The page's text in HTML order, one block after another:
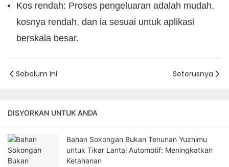
Kos rendah: Proses pengeluaran adalah mudah,
kosnya rendah, dan ia sesuai untuk aplikasi
berskala besar.
Sebelum Ini Seterusnya
DISYORKAN UNTUK ANDA
Bahan Sokongan Bukan Tenunan Yuzhimu
untuk Tikar Lantai Automotif: Meningkatkan
Ketahanan